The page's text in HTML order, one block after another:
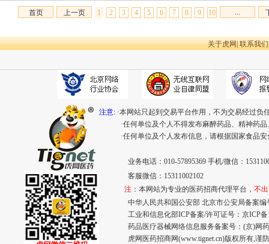
首页 上一页 1 2 3 4 5 6 7 8 9 10 ...
关于虎网|联系我们
注意: ·本网站只起到交易平台作用，不为交易经过
·任何单位及个人不得发布麻醉药品、精神药
·任何单位及个人发布信息，请根据国家食品
业务电话：010-57895369 手机/微信：
客服微信：15311002102
注 ：本网站为专业的医药招商代理平台， 不
中华人民共和国公安部 北京市公安局备案编
工业和信息化部ICP备案/许可证号： 京ICP备
药品医疗器械网络信息服务备案号：(京)网
虎网医药招商网(www.tignet.cn)版权所有,谨